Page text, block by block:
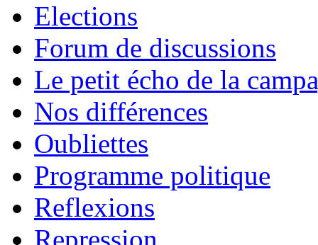
Elections
Forum de discussions
Le petit écho de la
Nos différences
Oubliettes
Programme politique
Reflexions